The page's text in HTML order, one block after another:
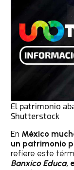
El patrimonio
Shutterstock
En México
un patrimonio
refiere este
Banxico Educa,